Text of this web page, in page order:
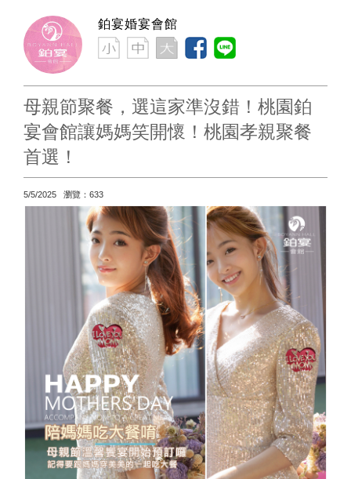
鉑宴婚宴會館
母親節聚餐，選這家準沒錯！桃園鉑
宴會館讓媽媽笑開懷！桃園孝親聚餐
首選！
5/5/2025 瀏覽：633